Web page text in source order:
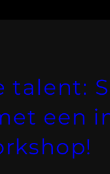
talent:
een